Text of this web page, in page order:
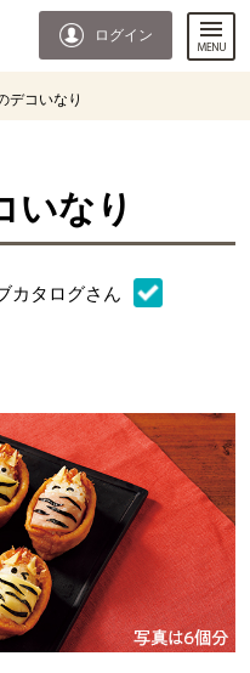
ログイン
デコいなり
いなり
カタログさん